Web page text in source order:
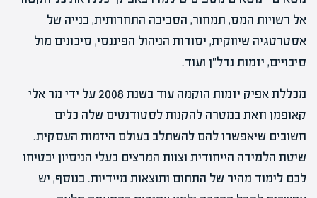
אל רשויות המס, תמחור, הסביבה התחרותית, בנייה של
אסטרטגיה שיווקית, יסודות הניהול הפיננסי, סיכונים מול
סיכויים, יזמות נדל"ן ועוד.
מכללת אפיק יזמות הוקמה עוד בשנת 2008 על ידי מר אלי
קאופמן וזאת במטרה להקנות לסטודנטים שלה כלים
חשובים שיאפשרו להם להשתלב בעולם היזמות העסקית.
שיטת הלמידה הייחודית וצוות המרצים בעלי הניסיון יבטיחו
לכם לימוד מהיר של התחום ותוצאות מיידיות. בנוסף, יש